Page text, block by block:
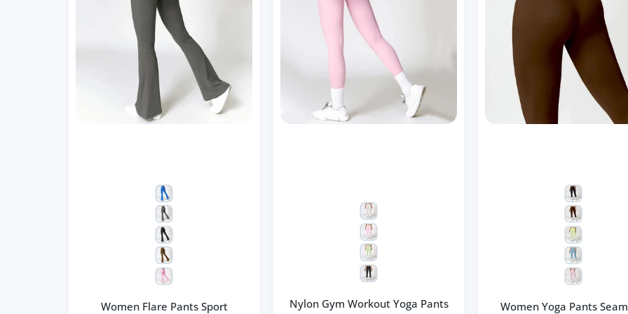
Women Yoga Pants
Nylon Gym Workout Yoga Pants
Women Flare Pants Sport